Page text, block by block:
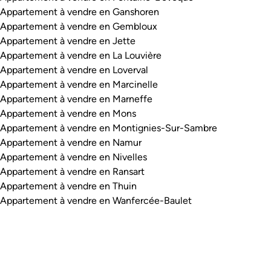
Appartement à vendre en Ganshoren
Appartement à vendre en Gembloux
Appartement à vendre en Jette
Appartement à vendre en La Louvière
Appartement à vendre en Loverval
Appartement à vendre en Marcinelle
Appartement à vendre en Marneffe
Appartement à vendre en Mons
Appartement à vendre en Montignies-Sur-Sambre
Appartement à vendre en Namur
Appartement à vendre en Nivelles
Appartement à vendre en Ransart
Appartement à vendre en Thuin
Appartement à vendre en Wanfercée-Baulet